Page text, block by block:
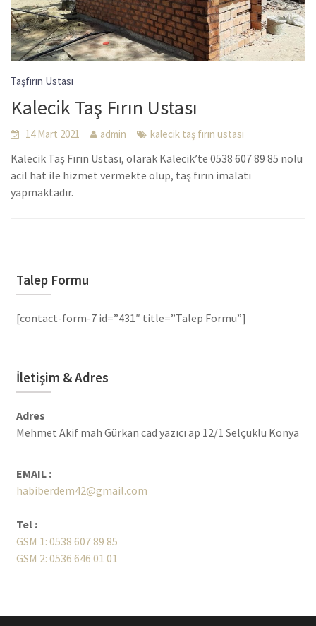
Taşfırın Ustası
Kalecik Taş Fırın Ustası
14 Mart 2021 admin kalecik taş fırın ustası
Kalecik Taş Fırın Ustası, olarak Kalecik’te 0538 607 89 85 nolu
acil hat ile hizmet vermekte olup, taş fırın imalatı
yapmaktadır.
Talep Formu
[contact-form-7 id=”431″ title=”Talep Formu”]
İletişim & Adres
Adres
Mehmet Akif mah Gürkan cad yazıcı ap 12/1 Selçuklu Konya
EMAIL :
habiberdem42@gmail.com
Tel :
GSM 1: 0538 607 89 85
GSM 2: 0536 646 01 01